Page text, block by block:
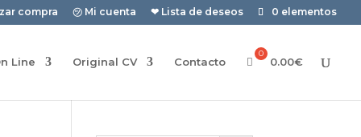
compra ㋡ Mi cuenta ❤ Lista de deseos 0 elementos
Line Original CV Contacto 0.00€